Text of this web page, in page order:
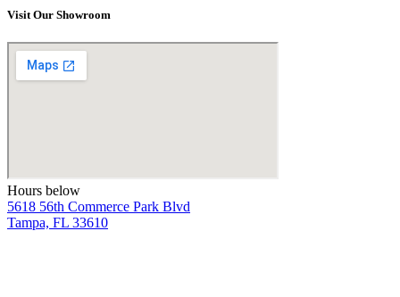
Visit Our Showroom
Hours below
5618 56th Commerce Park Blvd
Tampa, FL 33610